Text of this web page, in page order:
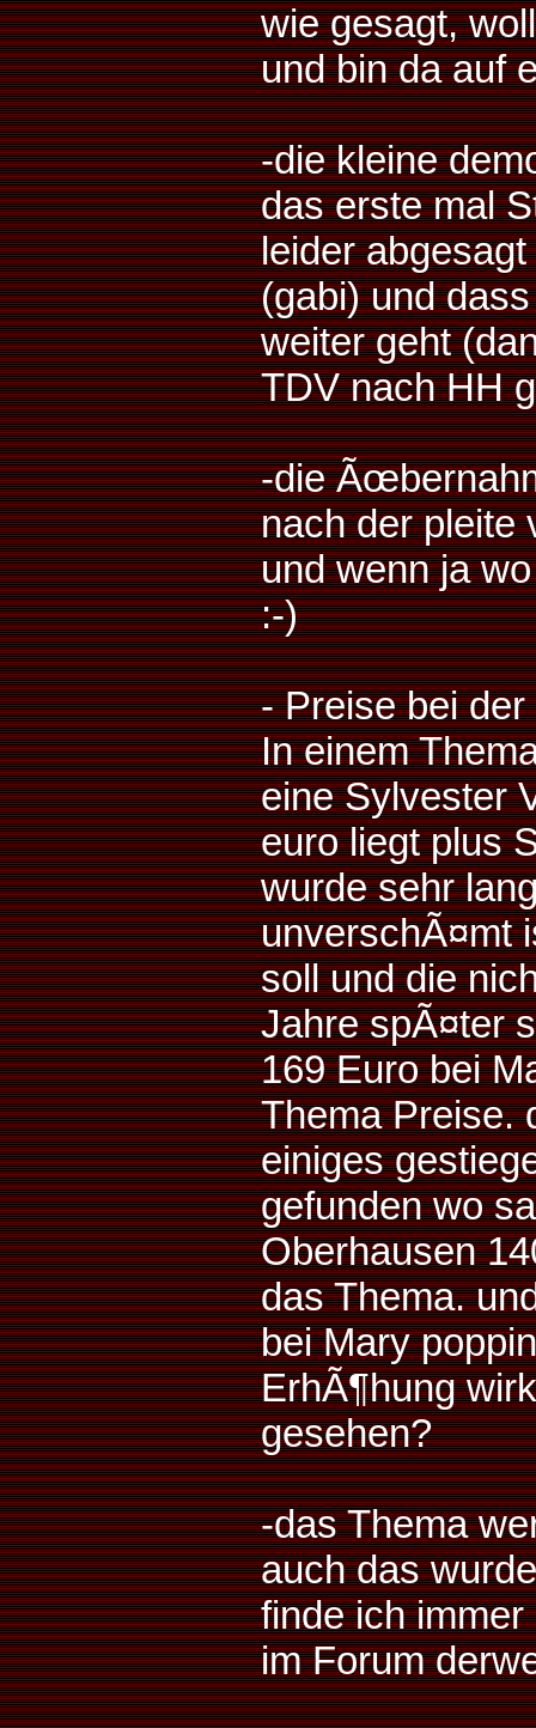
wie gesagt,
und bin da auf
-die kleine
das erste mal
leider
(gabi) und
weiter geht
TDV nach HH
-die
nach der pleite
und wenn ja
:-)
- Preise bei der
In einem
eine Sylvester
euro liegt plus
wurde sehr
unverschÃ¤mt
soll und die
Jahre spÃ¤ter
169 Euro bei
Thema Preise.
einiges
gefunden wo
Oberhausen
das Thema.
bei Mary
ErhÃ¶hung
gesehen?
-das Thema
auch das
finde ich
im Forum